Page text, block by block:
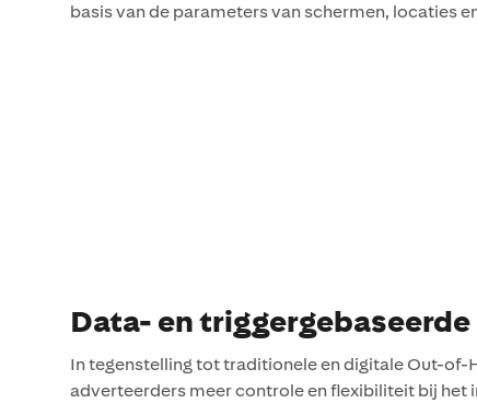
basis van de parameters van schermen, locaties
Data- en
In tegenstelling tot traditionele en digitale Out-
adverteerders meer controle en flexibiliteit bij het